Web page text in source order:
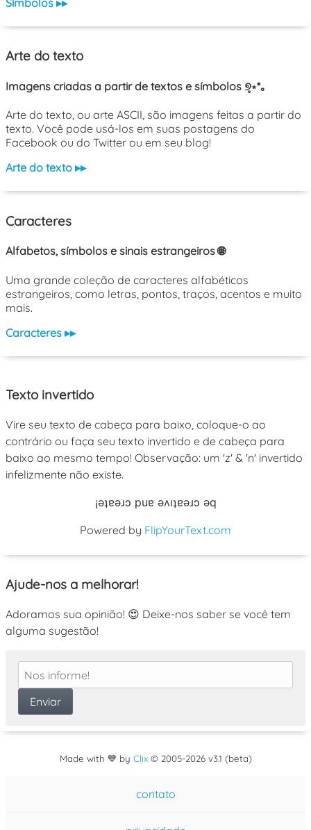
Arte do texto
Imagens criadas a partir de textos e símbolos ୭̥⋆*｡
Arte do texto, ou arte ASCII, são imagens feitas a partir do
texto. Você pode usá-los em suas postagens do
Facebook ou do Twitter ou em seu blog!
Arte do texto ▸▸
Caracteres
Alfabetos, símbolos e sinais estrangeiros 🌐
Uma grande coleção de caracteres alfabéticos
estrangeiros, como letras, pontos, traços, acentos e muito
mais.
Caracteres ▸▸
Texto invertido
Vire seu texto de cabeça para baixo, coloque-o ao
contrário ou faça seu texto invertido e de cabeça para
baixo ao mesmo tempo! Observação: um 'z' & 'n' invertido
infelizmente não existe.
¡əʇɐəɹɔ puɐ əʌıʇɐəɹɔ əq
Powered by FlipYourText.com
Ajude-nos a melhorar!
Adoramos sua opinião! 😍 Deixe-nos saber se você tem
alguma sugestão!
Made with 💙 by Clix© 2005-2026 v3.1 (beta)
contato